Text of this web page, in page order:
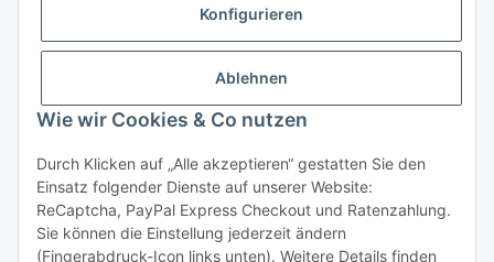
Konfigurieren
Ablehnen
Wie wir Cookies & Co nutzen
Durch Klicken auf „Alle akzeptieren“ gestatten Sie den
Einsatz folgender Dienste auf unserer Website:
ReCaptcha, PayPal Express Checkout und Ratenzahlung.
Sie können die Einstellung jederzeit ändern
(Fingerabdruck-Icon links unten). Weitere Details finden
Gesetzliche Informationen
Horns24 - Inh. Marcus Leidiger
Stammheimer Str. 26
50735 Köln
Telefon: +49 221 1699806